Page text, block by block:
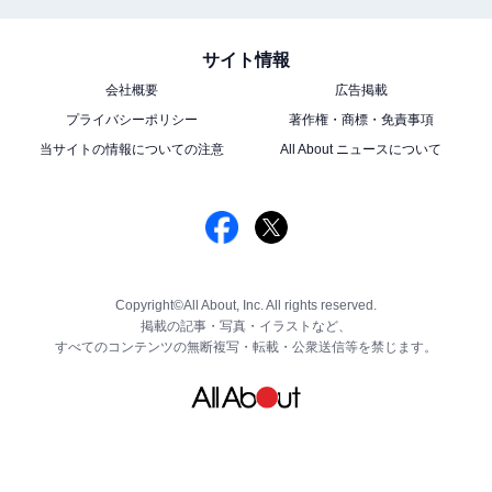
サイト情報
会社概要
広告掲載
プライバシーポリシー
著作権・商標・免責事項
当サイトの情報についての注意
All About ニュースについて
Copyright©All About, Inc. All rights reserved.
掲載の記事・写真・イラストなど、
すべてのコンテンツの無断複写・転載・公衆送信等を禁じます。